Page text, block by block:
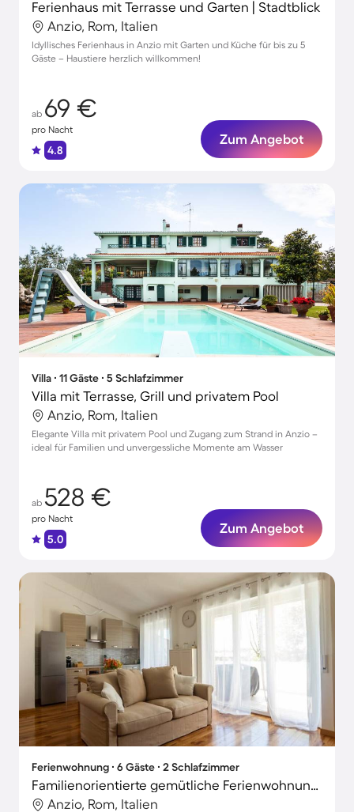
Ferienhaus mit Terrasse und Garten | Stadtblick
Anzio, Rom, Italien
Idyllisches Ferienhaus in Anzio mit Garten und Küche für bis zu 5
Gäste – Haustiere herzlich willkommen!
ab 69 €
pro Nacht
4.8
Zum Angebot
Villa ∙ 11 Gäste ∙ 5 Schlafzimmer
Villa mit Terrasse, Grill und privatem Pool
Anzio, Rom, Italien
Elegante Villa mit privatem Pool und Zugang zum Strand in Anzio –
ideal für Familien und unvergessliche Momente am Wasser
ab 528 €
pro Nacht
5.0
Zum Angebot
Ferienwohnung ∙ 6 Gäste ∙ 2 Schlafzimmer
Familienorientierte gemütliche Ferienwohnung mit Terrasse | Neben dem Strand
Anzio, Rom, Italien